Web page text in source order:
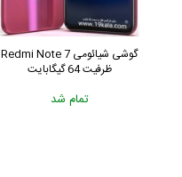
گوشی شیائومی Redmi Note 7
ظرفیت 64 گیگابایت
تمام شد